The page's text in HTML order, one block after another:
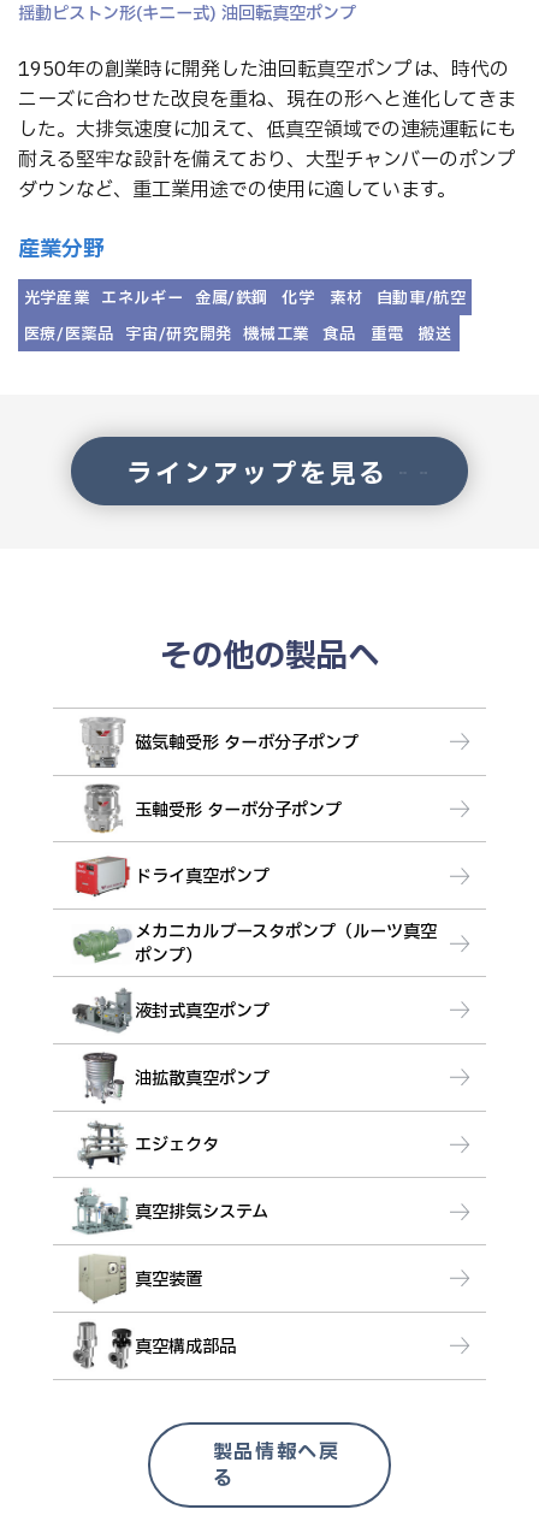
揺動ピストン形(キニー式) 油回転真空ポンプ
1950年の創業時に開発した油回転真空ポンプは、時代の
ニーズに合わせた改良を重ね、現在の形へと進化してきま
した。大排気速度に加えて、低真空領域での連続運転にも
耐える堅牢な設計を備えており、大型チャンバーのポンプ
ダウンなど、重工業用途での使用に適しています。
産業分野
光学産業 エネルギー 金属/鉄鋼 化学 素材
自動車/航空
医療/医薬品 宇宙/研究開発 機械工業 食品 重電 搬送
ラインアップを見る
その他の製品へ
磁気軸受形 ターボ分子ポンプ
玉軸受形 ターボ分子ポンプ
ドライ真空ポンプ
メカニカルブースタポンプ（ルーツ真空
ポンプ）
液封式真空ポンプ
油拡散真空ポンプ
エジェクタ
真空排気システム
真空装置
真空構成部品
製品情報へ戻
る